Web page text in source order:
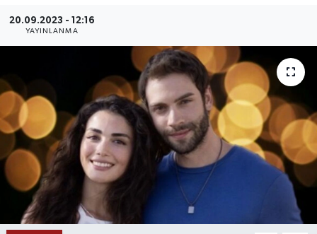
20.09.2023 - 12:16
YAYINLANMA
Tüm Manşetler
Son Dakika Haberleri
Haber Arşivi